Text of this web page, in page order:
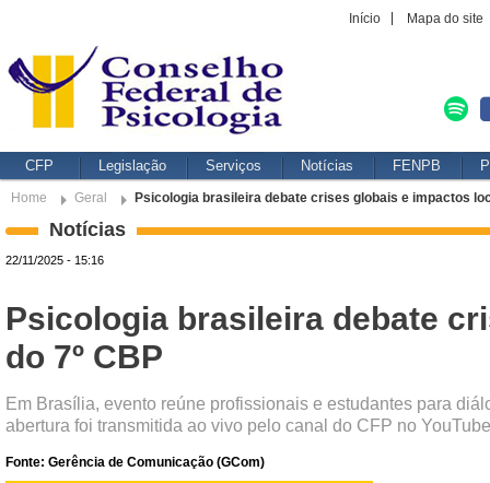
Início Mapa do site
CFP Legislação Serviços Notícias FENPB
Home Geral Psicologia brasileira debate crises globais e impactos
Notícias
22/11/2025 - 15:16
Psicologia brasileira debate
do 7º CBP
Em Brasília, evento reúne profissionais e estudantes para
abertura foi transmitida ao vivo pelo canal do CFP no YouTube
Fonte: Gerência de Comunicação (GCom)